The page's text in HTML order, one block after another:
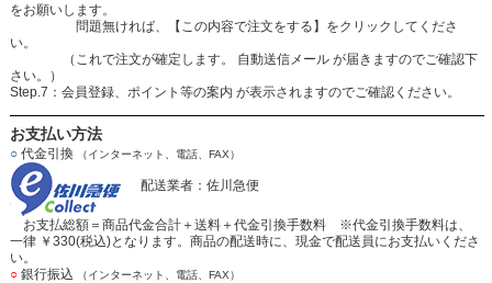
をお願いします。
問題無ければ、【この内容で注文をする】をクリックしてくださ
い。
（これで注文が確定します。 自動送信メール が届きますのでご確認下
さい。）
Step.7：会員登録、ポイント等の案内 が表示されますのでご確認ください。
お支払い方法
○代金引換 （インターネット、電話、FAX）
配送業者：佐川急便
お支払総額＝商品代金合計＋送料＋代金引換手数料 ※代金引換手数料は、
一律 ￥330(税込)となります。商品の配送時に、現金で配送員にお支払いくださ
い。
○銀行振込 （インターネット、電話、FAX）